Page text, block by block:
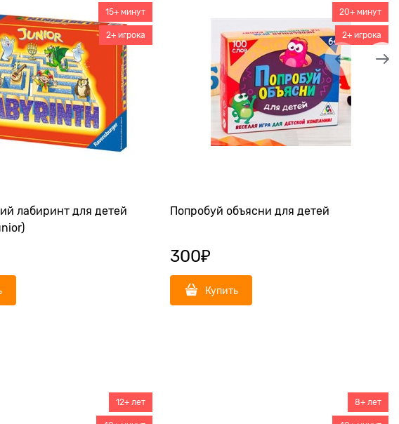
лабиринт для детей
15+ минут
2+ игрока
Попробуй объясни для детей
20+ минут
2+ игрока
300₽
Купить
12+ лет 8+ лет